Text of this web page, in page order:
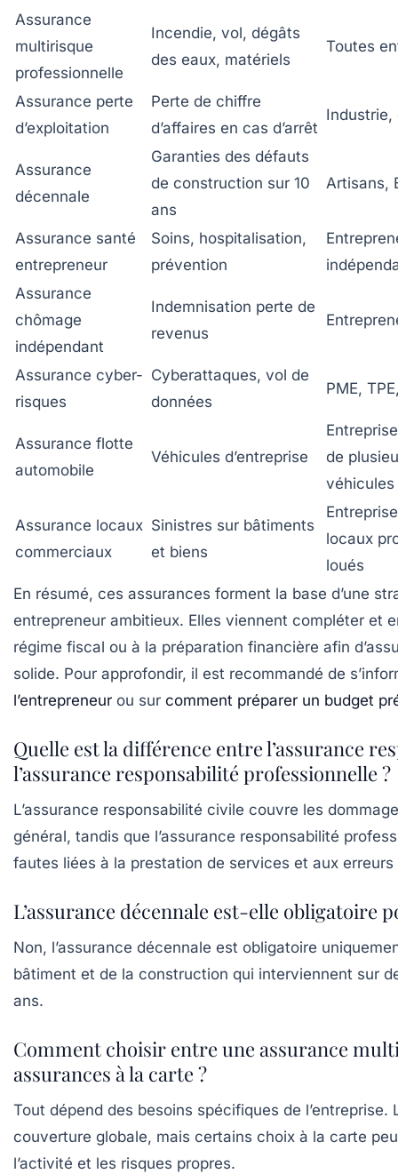
Assurance
multirisque
professionnelle
Incendie, vol, dégâts
des eaux, matériels
Toutes
Assurance perte
d’exploitation
Perte de chiffre
d’affaires en cas d’arrêt
Industrie,
Assurance
décennale
Garanties des défauts
de construction sur 10
ans
Artisans,
Assurance santé
entrepreneur
Soins, hospitalisation,
prévention
Assurance
chômage
indépendant
Indemnisation perte de
revenus
Assurance cyber-
risques
Cyberattaques, vol de
données
PME,
Assurance flotte
automobile
Véhicules d’entreprise
de
véhicules
Assurance locaux
commerciaux
Sinistres sur bâtiments
et biens
locaux
loués
En résumé, ces assurances forment la base d’une
entrepreneur ambitieux. Elles viennent compléter et
régime fiscal ou à la préparation financière afin
solide. Pour approfondir, il est recommandé de
l’entrepreneur ou sur comment préparer un budget
Quelle est la différence entre l’assurance
l’assurance responsabilité professionnelle ?
L’assurance responsabilité civile couvre les
général, tandis que l’assurance responsabilité
fautes liées à la prestation de services et aux
L’assurance décennale est-elle obligatoire
Non, l’assurance décennale est obligatoire
bâtiment et de la construction qui interviennent sur
ans.
Comment choisir entre une assurance
assurances à la carte ?
Tout dépend des besoins spécifiques de l’entreprise.
couverture globale, mais certains choix à la carte
l’activité et les risques propres.